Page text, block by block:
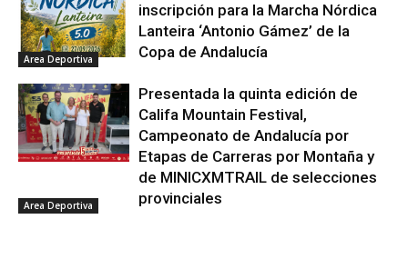
Area Deportiva
inscripción para la Marcha Nórdica
Lanteira ‘Antonio Gámez’ de la
Copa de Andalucía
Area Deportiva
Presentada la quinta edición de
Califa Mountain Festival,
Campeonato de Andalucía por
Etapas de Carreras por Montaña y
de MINICXMTRAIL de selecciones
provinciales